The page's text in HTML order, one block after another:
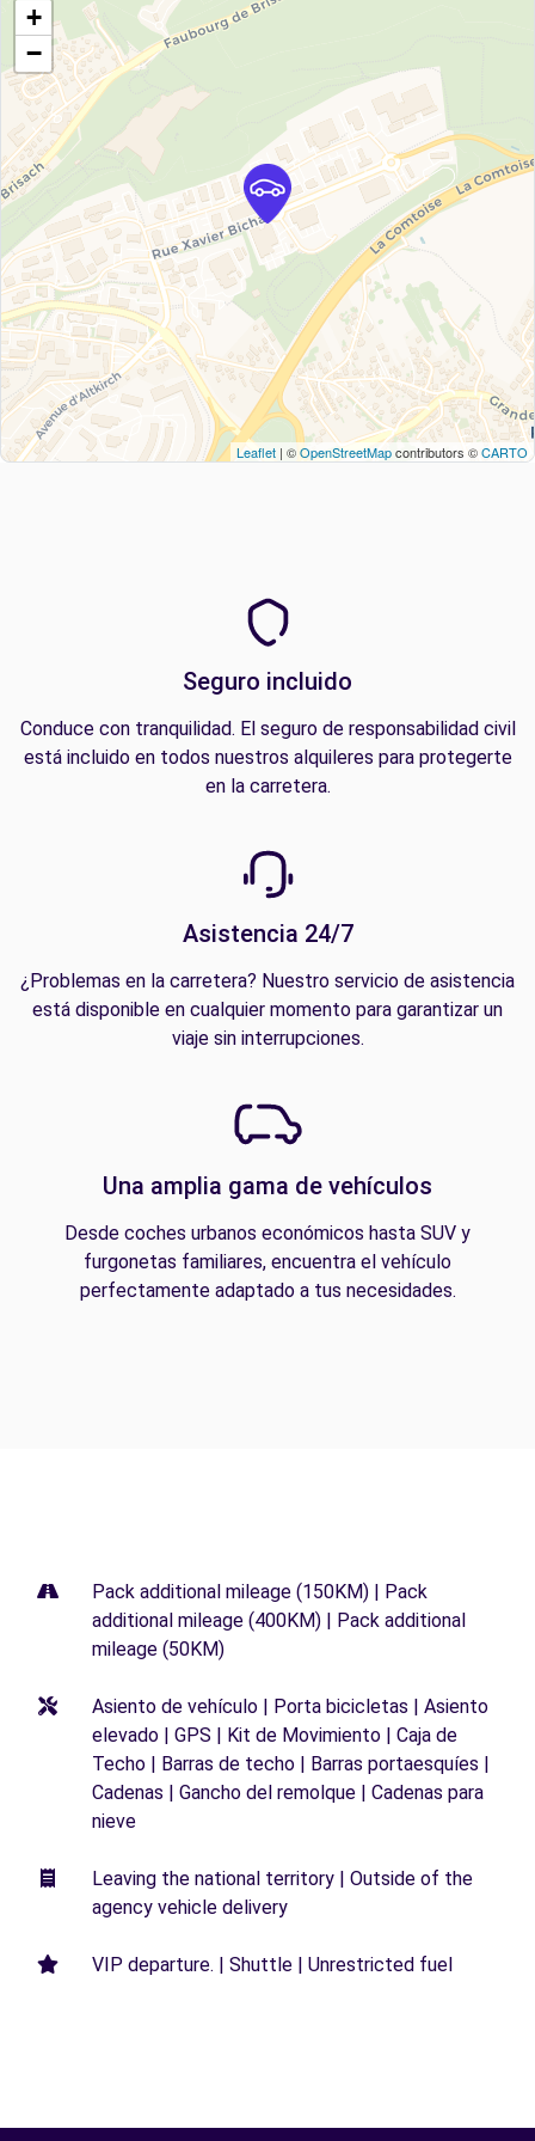
+
−
Leaflet | ©OpenStreetMapcontributors ©CARTO
Seguro incluido
Conduce con tranquilidad. El seguro de responsabilidad civil
está incluido en todos nuestros alquileres para protegerte
en la carretera.
Asistencia 24/7
¿Problemas en la carretera? Nuestro servicio de asistencia
está disponible en cualquier momento para garantizar un
viaje sin interrupciones.
Una amplia gama de vehículos
Desde coches urbanos económicos hasta SUV y
furgonetas familiares, encuentra el vehículo
perfectamente adaptado a tus necesidades.
Pack additional mileage (150KM) | Pack
additional mileage (400KM) | Pack additional
mileage (50KM)
Asiento de vehículo | Porta bicicletas | Asiento
elevado | GPS | Kit de Movimiento | Caja de
Techo | Barras de techo | Barras portaesquíes |
Cadenas | Gancho del remolque | Cadenas para
nieve
Leaving the national territory | Outside of the
agency vehicle delivery
VIP departure. | Shuttle | Unrestricted fuel